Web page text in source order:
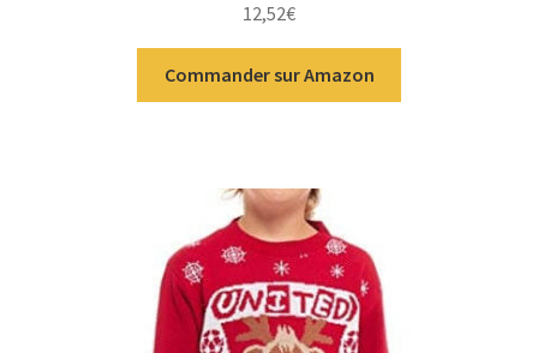
12,52€
Commander sur Amazon